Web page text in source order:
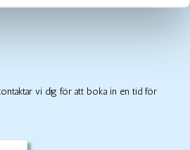
vi dig för att boka in en tid för